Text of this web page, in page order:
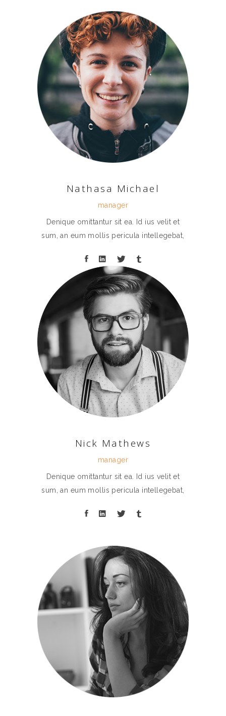
Nathasa Michael
manager
Denique omittantur sit ea. Id ius velit et
sum, an eum mollis pericula intellegebat,
Nick Mathews
manager
Denique omittantur sit ea. Id ius velit et
sum, an eum mollis pericula intellegebat,